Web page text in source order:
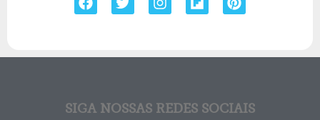
SIGA NOSSAS REDES SOCIAIS